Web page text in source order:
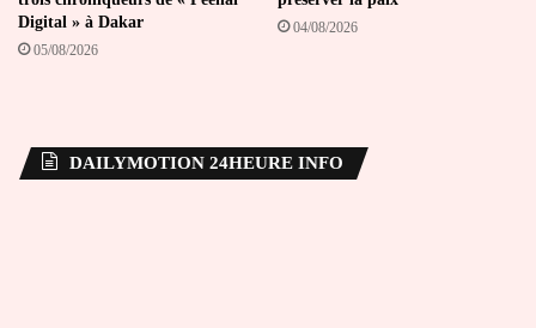
Digital » à Dakar
05/08/2026
04/08/2026
DAILYMOTION 24HEURE INFO